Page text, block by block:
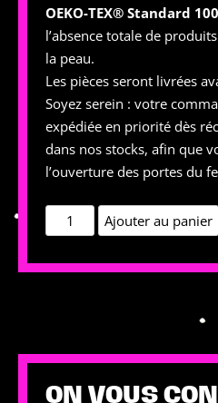
OEKO-TEX® Standard 100
l’absence totale de
la peau.
Les pièces seront livrées
Soyez serein : votre
expédiée en priorité dès
dans nos stocks, afin que
l’ouverture des portes du
quantité
de
La
Rose
–
Ajouter au panier
ON VOUS